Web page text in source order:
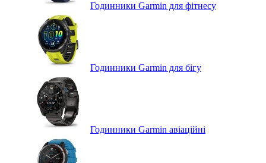
Годинники Garmin для фітнесу
Годинники Garmin для бігу
Годинники Garmin авіаційні